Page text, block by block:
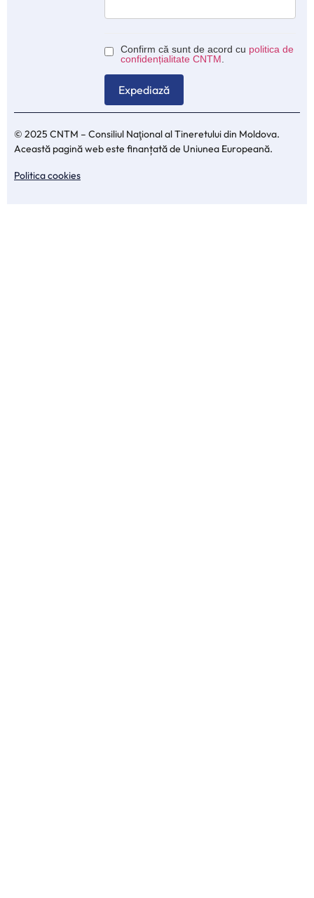
Confirm că sunt de acord cu politica de
confidențialitate CNTM
© 2025 CNTM – Consiliul Naţional al Tineretului din Moldova.
Această pagină web este finanțată de Uniunea Europeană.
Politica cookies